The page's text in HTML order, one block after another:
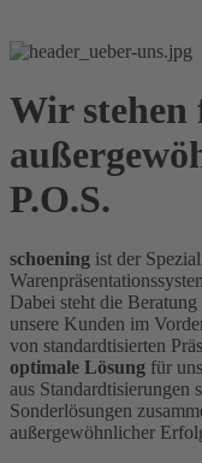
Wir stehen
P.O.S.
schoening ist der
Dabei steht die Beratung
unsere Kunden im
von standardtisierten
optimale Lösung für
aus Standardtisierungen
Sonderlösungen
außergewöhnlicher